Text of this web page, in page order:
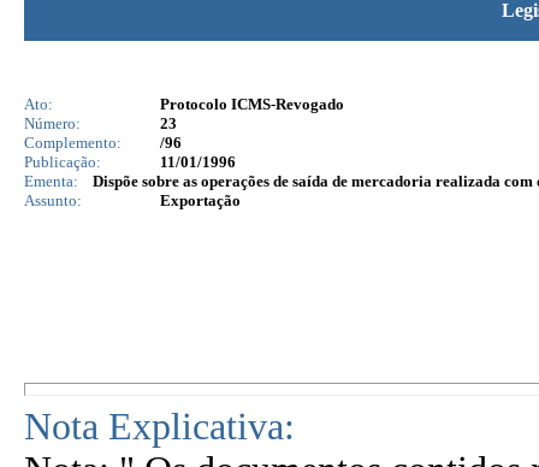
Ato:
Protocolo ICMS-Revogado
Número:
23
Complemento:
/96
Publicação:
11/01/1996
Ementa:
Dispõe sobre as operações de saída de mercadoria realizada
Assunto:
Exportação
Nota Explicativa: